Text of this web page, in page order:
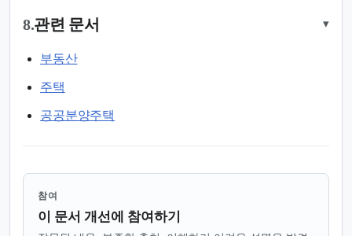
8.관련 문서 ▾
부동산
주택
공공분양주택
참여
이 문서 개선에 참여하기